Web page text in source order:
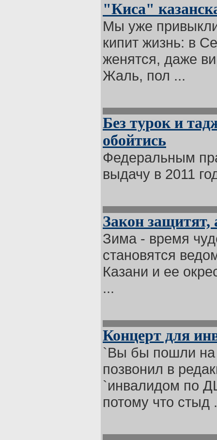
"Киса"
Мы уже
кипит жизнь: в
женятся, даже
Жаль, пол ...
Без турок и
обойтись
Федеральным
выдачу в 2011
Закон защитят,
Зима - время
становятся
Казани и ее
...
Концерт для
`Вы бы пошли на
позвонил в
`инвалидом по
потому что стыд